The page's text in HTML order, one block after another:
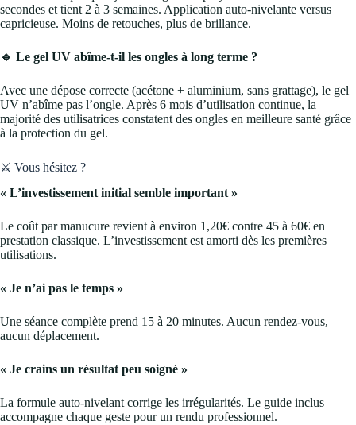
secondes et tient 2 à 3 semaines. Application auto-nivelante versus
capricieuse. Moins de retouches, plus de brillance.
🔹 Le gel UV abîme-t-il les ongles à long terme ?
Avec une dépose correcte (acétone + aluminium, sans grattage), le gel
UV n’abîme pas l’ongle. Après 6 mois d’utilisation continue, la
majorité des utilisatrices constatent des ongles en meilleure santé grâce
à la protection du gel.
⚔️ Vous hésitez ?
« L’investissement initial semble important »
Le coût par manucure revient à environ 1,20€ contre 45 à 60€ en
prestation classique. L’investissement est amorti dès les premières
utilisations.
« Je n’ai pas le temps »
Une séance complète prend 15 à 20 minutes. Aucun rendez-vous,
aucun déplacement.
« Je crains un résultat peu soigné »
La formule auto-nivelant corrige les irrégularités. Le guide inclus
accompagne chaque geste pour un rendu professionnel.